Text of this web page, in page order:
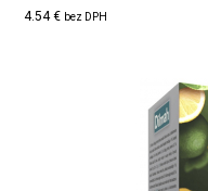
4.54 € bez DPH